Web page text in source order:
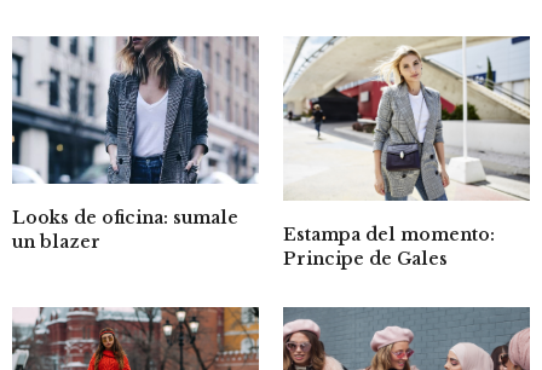
Looks de oficina: sumale
un blazer
Estampa del momento:
Principe de Gales